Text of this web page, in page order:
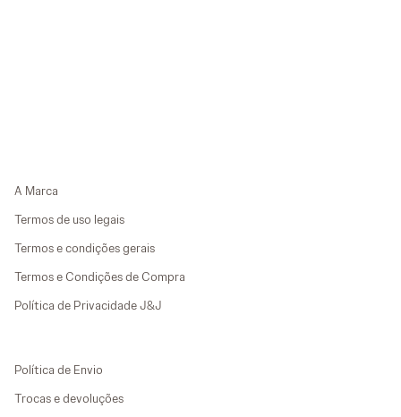
A Marca
Termos de uso legais
Termos e condições gerais
Termos e Condições de Compra
Política de Privacidade J&J
Política de Envio
Trocas e devoluções